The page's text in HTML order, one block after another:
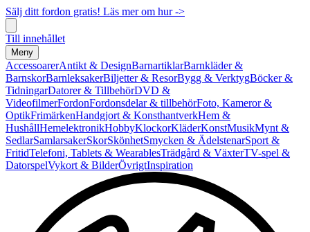
Sälj ditt fordon gratis! Läs mer om hur ->
Till innehållet
Meny
AccessoarerAntikt & DesignBarnartiklarBarnkläder &
BarnskorBarnleksakerBiljetter & ResorBygg & VerktygBöcker &
TidningarDatorer & TillbehörDVD &
VideofilmerFordonFordonsdelar & tillbehörFoto, Kameror &
OptikFrimärkenHandgjort & KonsthantverkHem &
HushållHemelektronikHobbyKlockorKläderKonstMusikMynt &
SedlarSamlarsakerSkorSkönhetSmycken & ÄdelstenarSport &
FritidTelefoni, Tablets & WearablesTrädgård & VäxterTV-spel &
DatorspelVykort & BilderÖvrigtInspiration